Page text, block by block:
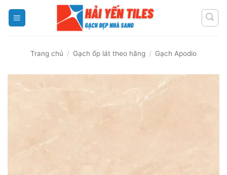
Trang chủ / Gạch ốp lát theo hãng / Gạch Apodio